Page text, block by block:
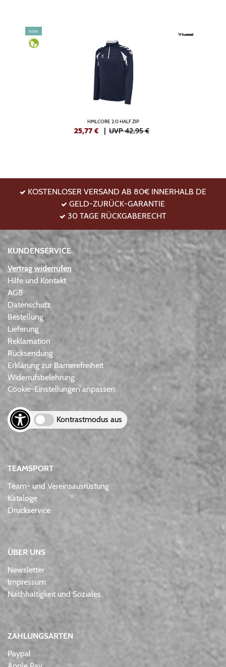
NEW
HMLCORE 2.0 HALF ZIP
25,77 € | UVP 42,95 €
KOSTENLOSER VERSAND AB 80€ INNERHALB DE
GELD-ZURÜCK-GARANTIE
30 TAGE RÜCKGABERECHT
KUNDENSERVICE
Vertrag widerrufen
Hilfe und Kontakt
AGB
Datenschutz
Bestellung
Lieferung
Reklamation
Rücksendung
Erklärung zur Barrierefreiheit
Widerrufsbelehrung
Cookie-Einstellungen anpassen
Kontrastmodus aus
TEAMSPORT
Team- und Vereinsausrüstung
Kataloge
Druckservice
ÜBER UNS
Newsletter
Impressum
Nachhaltigkeit und Soziales
ZAHLUNGSARTEN
Paypal